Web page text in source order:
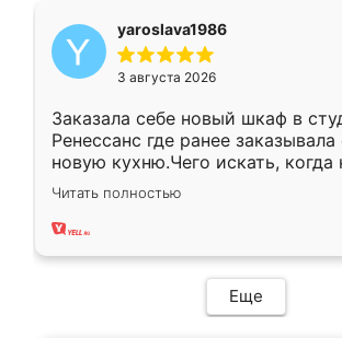
yaroslava1986
3 августа 2026
Заказала себе новый шкаф в
Ренессанс где ранее заказывала
новую кухню.Чего искать, когда
вполне довольна. Служит кухня
два года, нареканий нет.
Читать полностью
Еще